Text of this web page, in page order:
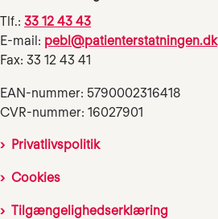
Tlf.: 33 12 43 43
E-mail: pebl@patienterstatningen.dk
Fax: 33 12 43 41
EAN-nummer: 5790002316418
CVR-nummer: 16027901
Privatlivspolitik
Cookies
Tilgængelighedserklæring